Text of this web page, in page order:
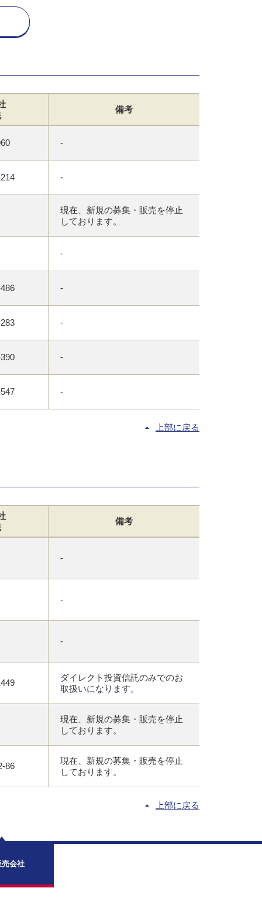
備考
-
-
現在、新規の募集・販売を停止
しております。
-
-
-
-
-
上部に戻る
備考
-
-
-
ダイレクト投資信託のみでのお
取扱いになります。
現在、新規の募集・販売を停止
しております。
86
現在、新規の募集・販売を停止
しております。
上部に戻る
売会社